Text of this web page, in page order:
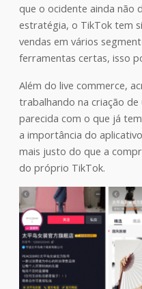
que o ocidente ainda não
estratégia, o TikTok tem
vendas em vários
ferramentas certas, isso
Além do live commerce,
trabalhando na criação
parecida com o que já
a importância do
mais justo do que a
do próprio TikTok.